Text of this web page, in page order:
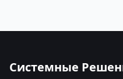
Системные